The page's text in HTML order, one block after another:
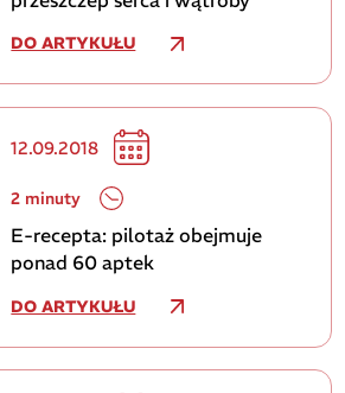
DO ARTYKUŁU
12.09.2018
2 minuty
E-recepta: pilotaż obejmuje
ponad 60 aptek
DO ARTYKUŁU